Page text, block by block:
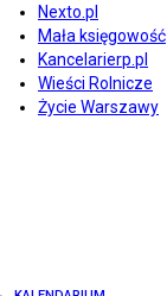
Nexto.pl
Mała księgowość
Kancelarierp.pl
Wieści Rolnicze
Życie Warszawy